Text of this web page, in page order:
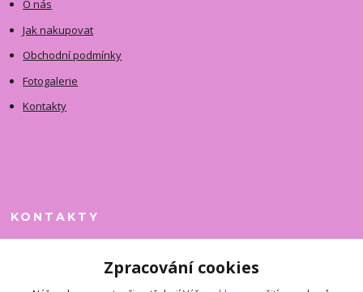
O nás
Jak nakupovat
Obchodní podmínky
Fotogalerie
Kontakty
KONTAKTY
+420 731 390 323Zpracování cookies